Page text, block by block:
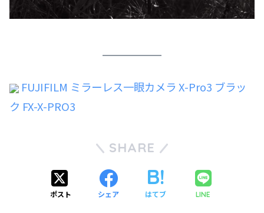
FUJIFILM ミラーレス一眼カメラ X-Pro3 ブラッ
ク FX-X-PRO3
SHARE
ポスト シェア はてブ LINE